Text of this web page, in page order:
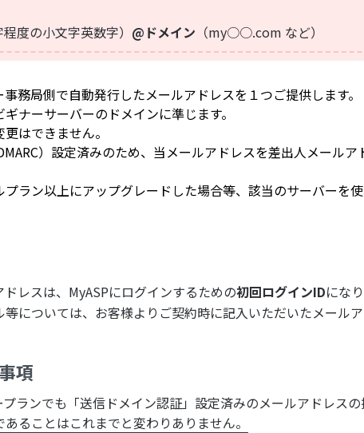
度の小文字英数字） @ドメイン （my○○.com など）
務局側で自動発行したメールアドレスを１つご提供します。
ナーサーバーのドメインに準じます。
はできません。
）設定済みのため、当メールアドレスを差出人メール
ラン以上にアップグレードした場合等、該当のサーバーを
レスは、MyASPにログインするための初回ログインIDになり
については、お客様よりご契約時に記入いただいたメール
項
ランでも「送信ドメイン認証」設定済みのメールアドレスの
あることはこれまでと変わりありません。